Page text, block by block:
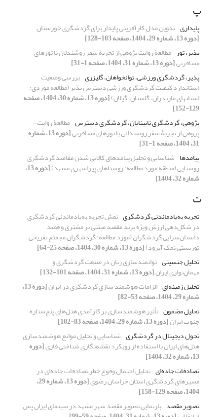
پ
پایداری تدوین مدل کارآفرینی پایدار برای گردشگری خوزستان
[دوره 13، شماره 29، 1404، صفحه 103-128]
پذیر، تور­ مطالعۀ روایت ­پژوهی از تجربۀ سفر روشندلان با تور­های
مسافرتی[دوره 13، شماره 31، 1404، صفحه 1-31]
پذیر، گردشگری ورزشی، توانخواهان، گلیزری بررسی وضعیت
استاندارد کیفیت گردشگری ورزشی دسترس­ پذیر (مطالعه موردی:
استان­های مازندران، گلستان، گیلان) [دوره 13، شماره 30، 1404، صفحه
129-152]
پژوهی، گردشگری نابینایان، گردشگری دسترس­ مطالعۀ روایت ­
پژوهی از تجربۀ سفر روشندلان با تور­های مسافرتی [دوره 13، شماره
31، 1404، صفحه 1-31]
پیامد‌ها شناسایی و تحلیل پیامد‌های کالایی شدن مقاصد گردشگری
روستایی (منطقه مورد مطالعه: روستاهای پیراشهری مشهد) [دوره 13،
شماره 32، 1404]
ت
تجربه به‌یادماندنی گردشگری نقش تجربه به‌یادماندنی گردشگری
در شکل‌دهی ارزش ویژه برند مقصد مبتنی بر مشتری و قصد
داستان‌سرایی ‌گردشگران (مورد مطالعه: گردشگران مجمتع تفریحی
توریستی نمک آبرود)[دوره 13، شماره 30، 1404، صفحه 25-64]
تحلیل جنسیتی توانمندسازی زنان در صنعت گردشگری و
مهمان‌نوازی ایران[دوره 13، شماره 31، 1404، صفحه 101-132]
تحلیل زمینه‌ای الزامات هوشمند سازی گردشگری در ایران [دوره 13،
شماره 29، 1404، صفحه 53-82]
تحلیل مضمون تأثیر هوشمندسازی بر کارآمدی هتل‌های پنج‌ستاره
جنوب ایران[دوره 13، شماره 29، 1404، صفحه 83-102]
تحول دیجیتال در گردشگری شناسایی و تحلیل موانع هوشمندسازی
هتل‌های ایران با استفاده از رویکرد نقشه‌نگاری شناختی فازی[دوره
13، شماره 32، 1404]
تصادفات جاده‌ای
تحلیل احتمال ‎وقوع‎ خطر تصادفات جاده‌ای در
مسیرهای گردشگری استان خراسان رضوی [دوره 13، شماره 29،
1404، صفحه 129-158]
تصویر مقصد بازنمایی تصویر مقصد شهر مشهد در سینمای ایران پس